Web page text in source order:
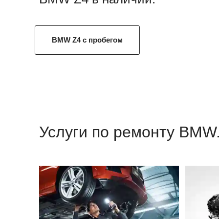
BMW Z4 с пробегом
Услуги по ремонту